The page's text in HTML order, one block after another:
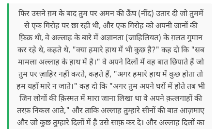
फिर उसने ग़म के बाद तुम पर अमन की ऊँघ (नींद) उतार दी जो तुममें
से एक गिरोह पर छा रही थी, और एक गिरोह को अपनी जानों की
फ़िक्र थी, वे अल्लाह के बारे में अज्ञानता (जाहिलियत) के ग़लत गुमान
कर रहे थे, कहते थे, "क्या हमारे हाथ में भी कुछ है?" कह दो कि "सब
मामला अल्लाह के हाथ में है।" वे अपने दिलों में वह बात छिपाते हैं जो
तुम पर ज़ाहिर नहीं करते, कहते हैं, "अगर हमारे हाथ में कुछ होता तो
हम यहाँ मारे न जाते।" कह दो कि "अगर तुम अपने घरों में होते तब भी
जिन लोगों की क़िस्मत में मारा जाना लिखा था वे अपने क़त्लगाहों की
तरफ़ निकल आते," और ताकि अल्लाह तुम्हारे सीनों की बात आज़माए
और जो कुछ तुम्हारे दिलों में है उसे साफ़ कर दे। और अल्लाह दिलों का